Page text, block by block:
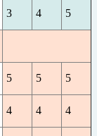
3 4 5
5 5 5
4 4 4